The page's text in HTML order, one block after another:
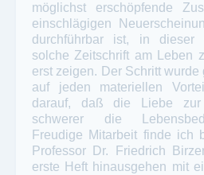
möglichst erschöpfende
einschlägigen
durchführbar ist, in dieser
solche Zeitschrift am Leben
erst zeigen. Der Schritt
auf jeden materiellen
darauf, daß die Liebe
schwerer die
Freudige Mitarbeit finde ich
Professor Dr. Friedrich
erste Heft hinausgehen mit